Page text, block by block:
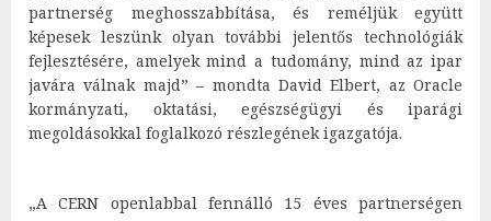
partnerség meghosszabbítása, és reméljük együtt
képesek leszünk olyan további jelentős technológiák
fejlesztésére, amelyek mind a tudomány, mind az ipar
javára válnak majd” – mondta David Elbert, az Oracle
kormányzati, oktatási, egészségügyi és iparági
megoldásokkal foglalkozó részlegének igazgatója.
„A CERN openlabbal fennálló 15 éves partnerségen